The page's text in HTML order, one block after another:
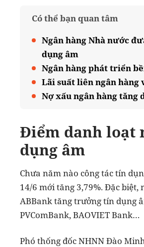
Có thể bạn quan tâm
Ngân hàng Nhà nước
dụng âm
Ngân hàng phát triển
Lãi suất liên ngân
Nợ xấu ngân hàng tăng
Điểm danh loạt
dụng âm
Chưa năm nào công tác tín
14/6 mới tăng 3,79%. Đặc
ABBank tăng trưởng tín dụng
PVComBank, BAOVIET Bank…
Phó thống đốc NHNN Đào